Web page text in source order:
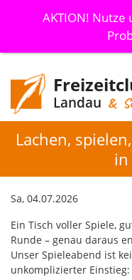
AKTION! Nutze
Landau &
Lachen,
in
Sa, 04.07.2026
Ein Tisch voller Spiele,
Runde – genau daraus
Unser Spieleabend ist
unkomplizierter